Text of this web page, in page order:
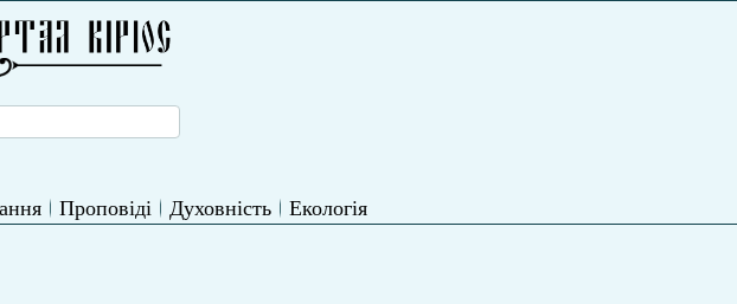
Проповіді Духовність Екологія